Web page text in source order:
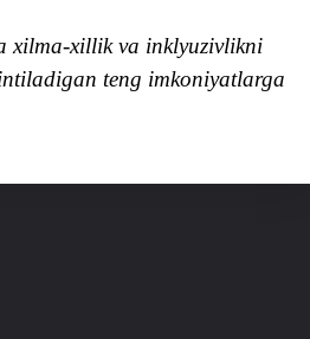
xilma-xillik va inklyuzivlikni
teng imkoniyatlarga